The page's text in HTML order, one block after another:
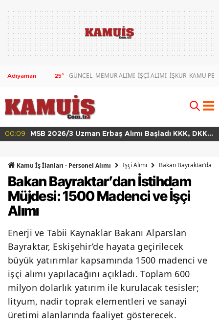
25° GÜNCEL MEMUR ALIMI İŞÇİ ALIMI İŞKUR KAMU
00:09
MSB 2026/3 Uzman Erbaş Alımı Başladı KKK, DKK
Kamu İş İlanları - Personel Alımı İşçi Alımı Bakan Bayraktar’dan
Bakan Bayraktar’dan İstihdam
Müjdesi: 1500 Madenci ve İşçi
Alımı
Enerji ve Tabii Kaynaklar Bakanı Alparslan
Bayraktar, Eskişehir’de hayata geçirilecek
büyük yatırımlar kapsamında 1500 madenci ve
işçi alımı yapılacağını açıkladı. Toplam 600
milyon dolarlık yatırım ile kurulacak tesisler;
lityum, nadir toprak elementleri ve sanayi
üretimi alanlarında faaliyet gösterecek.